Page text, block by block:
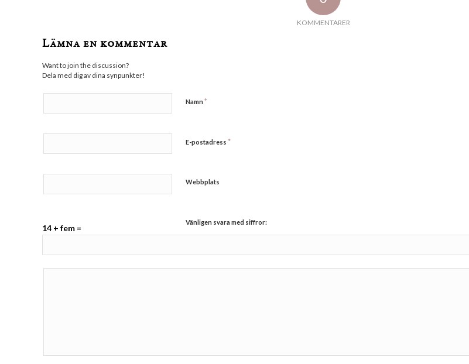
KOMMENTARER
Lämna en kommentar
Want to join the discussion?
Dela med dig av dina synpunkter!
Namn *
E-postadress *
Webbplats
Vänligen svara med siffror:
14 + fem =